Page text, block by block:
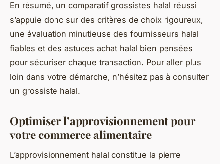
En résumé, un comparatif grossistes halal réussi
s’appuie donc sur des critères de choix rigoureux,
une évaluation minutieuse des fournisseurs halal
fiables et des astuces achat halal bien pensées
pour sécuriser chaque transaction. Pour aller plus
loin dans votre démarche, n’hésitez pas à consulter
un grossiste halal.
Optimiser l’approvisionnement pour
votre commerce alimentaire
L’approvisionnement halal constitue la pierre